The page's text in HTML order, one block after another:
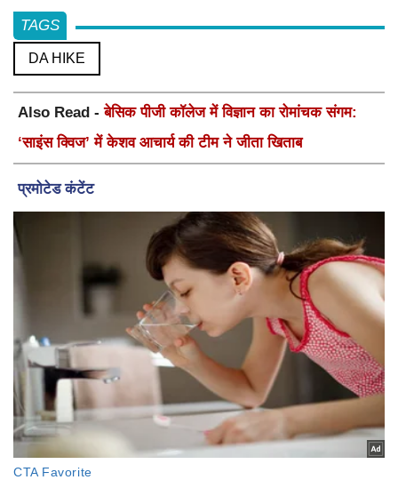
TAGS
DA HIKE
Also Read -बेसिक पीजी कॉलेज में विज्ञान का रोमांचक संगम:
‘साइंस क्विज’ में केशव आचार्य की टीम ने जीता खिताब